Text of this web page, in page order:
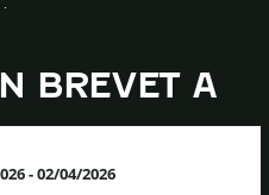
BREVET A
-02/04/2026